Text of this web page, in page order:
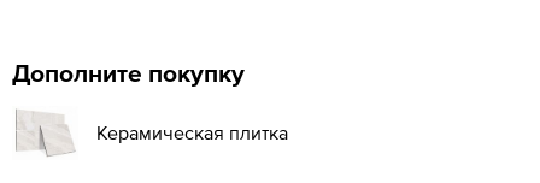
Дополните покупку
Керамическая плитка